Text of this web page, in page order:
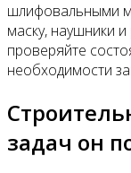
шлифовальными
маску, наушники
проверяйте
необходимости
задач он